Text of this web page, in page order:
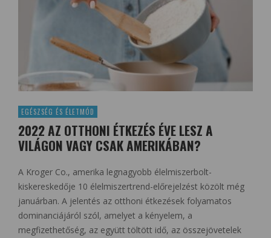
EGÉSZSÉG ÉS ÉLETMÓD
2022 AZ OTTHONI ÉTKEZÉS ÉVE LESZ A
VILÁGON VAGY CSAK AMERIKÁBAN?
A Kroger Co., amerika legnagyobb élelmiszerbolt-
kiskereskedője 10 élelmiszertrend-előrejelzést közölt még
januárban. A jelentés az otthoni étkezések folyamatos
dominanciájáról szól, amelyet a kényelem, a
megfizethetőség, az együtt töltött idő, az összejövetelek